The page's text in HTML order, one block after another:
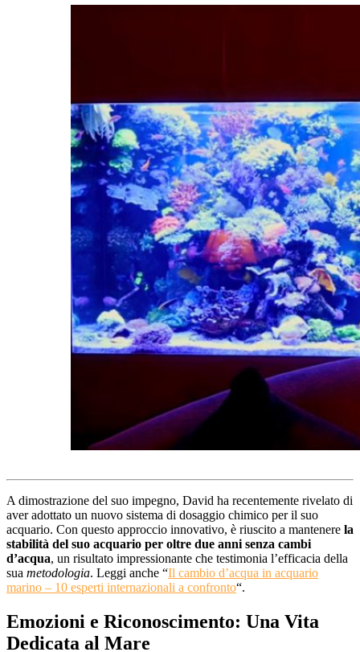
A dimostrazione del suo impegno, David ha recentemente rivelato di
aver adottato un nuovo sistema di dosaggio chimico per il suo
acquario. Con questo approccio innovativo, è riuscito a mantenere la
stabilità del suo acquario per oltre due anni senza cambi
d’acqua, un risultato impressionante che testimonia l’efficacia della
sua metodologia. Leggi anche “Il cambio d’acqua in acquario
marino – 10 esperti internazionali a confronto“.
Emozioni e Riconoscimento: Una Vita
Dedicata al Mare